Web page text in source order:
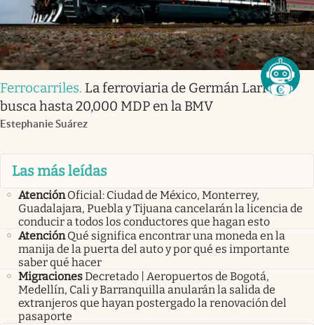
Ferrocarriles. La ferroviaria de Germán Larrea
busca hasta 20,000 MDP en la BMV
Estephanie Suárez
Las más leídas
Atención Oficial: Ciudad de México, Monterrey,
Guadalajara, Puebla y Tijuana cancelarán la licencia de
conducir a todos los conductores que hagan esto
Atención Qué significa encontrar una moneda en la
manija de la puerta del auto y por qué es importante
saber qué hacer
MigracionesDecretado | Aeropuertos de Bogotá,
Medellín, Cali y Barranquilla anularán la salida de
extranjeros que hayan postergado la renovación del
pasaporte